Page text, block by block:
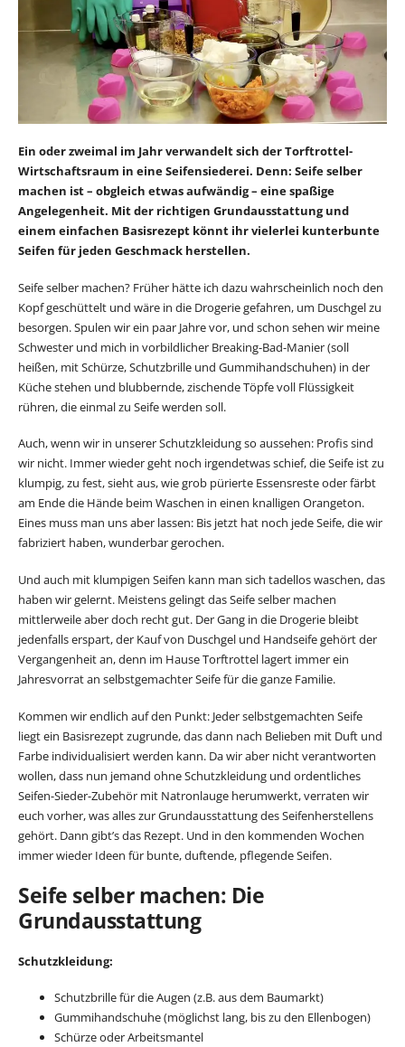
Ein oder zweimal im Jahr verwandelt sich der Torftrottel-
Wirtschaftsraum in eine Seifensiederei. Denn: Seife selber
machen ist – obgleich etwas aufwändig – eine spaßige
Angelegenheit. Mit der richtigen Grundausstattung und
einem einfachen Basisrezept könnt ihr vielerlei kunterbunte
Seifen für jeden Geschmack herstellen.
Seife selber machen? Früher hätte ich dazu wahrscheinlich noch den
Kopf geschüttelt und wäre in die Drogerie gefahren, um Duschgel zu
besorgen. Spulen wir ein paar Jahre vor, und schon sehen wir meine
Schwester und mich in vorbildlicher Breaking-Bad-Manier (soll
heißen, mit Schürze, Schutzbrille und Gummihandschuhen) in der
Küche stehen und blubbernde, zischende Töpfe voll Flüssigkeit
rühren, die einmal zu Seife werden soll.
Auch, wenn wir in unserer Schutzkleidung so aussehen: Profis sind
wir nicht. Immer wieder geht noch irgendetwas schief, die Seife ist zu
klumpig, zu fest, sieht aus, wie grob pürierte Essensreste oder färbt
am Ende die Hände beim Waschen in einen knalligen Orangeton.
Eines muss man uns aber lassen: Bis jetzt hat noch jede Seife, die wir
fabriziert haben, wunderbar gerochen.
Und auch mit klumpigen Seifen kann man sich tadellos waschen, das
haben wir gelernt. Meistens gelingt das Seife selber machen
mittlerweile aber doch recht gut. Der Gang in die Drogerie bleibt
jedenfalls erspart, der Kauf von Duschgel und Handseife gehört der
Vergangenheit an, denn im Hause Torftrottel lagert immer ein
Jahresvorrat an selbstgemachter Seife für die ganze Familie.
Kommen wir endlich auf den Punkt: Jeder selbstgemachten Seife
liegt ein Basisrezept zugrunde, das dann nach Belieben mit Duft und
Farbe individualisiert werden kann. Da wir aber nicht verantworten
wollen, dass nun jemand ohne Schutzkleidung und ordentliches
Seifen-Sieder-Zubehör mit Natronlauge herumwerkt, verraten wir
euch vorher, was alles zur Grundausstattung des Seifenherstellens
gehört. Dann gibt’s das Rezept. Und in den kommenden Wochen
immer wieder Ideen für bunte, duftende, pflegende Seifen.
Seife selber machen: Die
Grundausstattung
Schutzkleidung:
Schutzbrille für die Augen (z.B. aus dem Baumarkt)
Gummihandschuhe (möglichst lang, bis zu den Ellenbogen)
Schürze oder Arbeitsmantel